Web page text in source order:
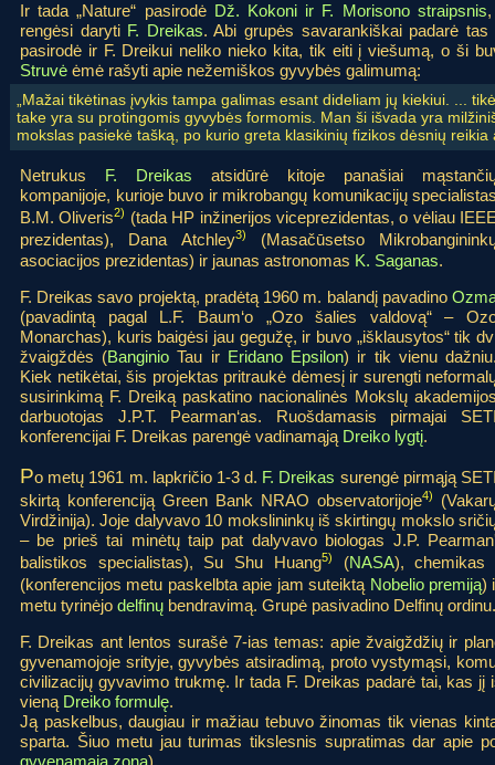
Ir tada „Nature“ pasirodė Dž. Kokoni ir F. Morisono straipsnis
rengėsi daryti F. Dreikas. Abi grupės savarankiškai padarė
pasirodė ir F. Dreikui neliko nieko kita, tik eiti į viešumą, o ši
Struvė ėmė rašyti apie nežemiškos gyvybės galimumą:
„Mažai tikėtinas įvykis tampa galimas esant dideliam jų kiekiui. ...
take yra su protingomis gyvybės formomis. Man ši išvada yra
mokslas pasiekė tašką, po kurio greta klasikinių fizikos dėsnių
Netrukus F. Dreikas atsidūrė kitoje panašiai
kompanijoje, kurioje buvo ir mikrobangų komunikacijų
B.M. Oliveris2) (tada HP inžinerijos viceprezidentas, o vėliau
prezidentas), Dana Atchley3)
(Masačūsetso
asociacijos prezidentas) ir jaunas astronomas K. Saganas.
F. Dreikas savo projektą, pradėtą 1960 m. balandį pavadino
(pavadintą pagal L.F. Baum‘o „Ozo šalies valdovą“ –
Monarchas), kuris baigėsi jau gegužę, ir buvo „išklausytos“ tik
žvaigždės (Banginio Tau ir Eridano Epsilon) ir tik vienu
Kiek netikėtai, šis projektas pritraukė dėmesį ir surengti
susirinkimą F. Dreiką paskatino nacionalinės Mokslų
darbuotojas J.P.T. Pearman‘as. Ruošdamasis pirmajai
konferencijai F. Dreikas parengė vadinamąją Dreiko lygtį.
Po metų 1961 m. lapkričio 1-3 d. F. Dreikas surengė pirmąją
skirtą konferenciją Green Bank NRAO observatorijoje4)
Virdžinija). Joje dalyvavo 10 mokslininkų iš skirtingų mokslo
– be prieš tai minėtų taip pat dalyvavo biologas J.P.
balistikos specialistas), Su Shu Huang5) (NASA), chemikas
(konferencijos metu paskelbta apie jam suteiktą Nobelio premiją)
metu tyrinėjo delfinų bendravimą. Grupė pasivadino Delfinų ordinu.
F. Dreikas ant lentos surašė 7-ias temas: apie žvaigždžių ir
gyvenamojoje srityje, gyvybės atsiradimą, proto vystymąsi,
civilizacijų gyvavimo trukmę. Ir tada F. Dreikas padarė tai, kas
vieną Dreiko formulę.
Ją paskelbus, daugiau ir mažiau tebuvo žinomas tik vienas
sparta. Šiuo metu jau turimas tikslesnis supratimas dar apie
gyvenamąją zoną).